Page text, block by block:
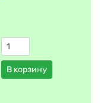
В корзину